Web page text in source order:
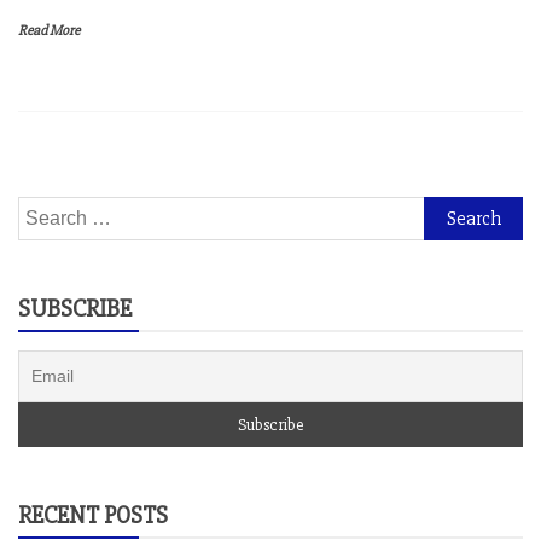
Read More
Search
for:
SUBSCRIBE
RECENT POSTS